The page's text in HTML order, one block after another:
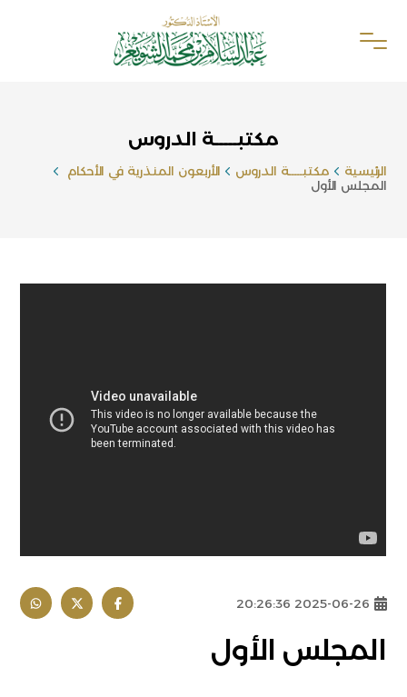
مكتبـــــة الدروس
الرئيسية مكتبـــــة الدروس
الأربعون المنذرية في الأحكام
المجلس الأول
2025-06-26 20:26:36
المجلس الأول